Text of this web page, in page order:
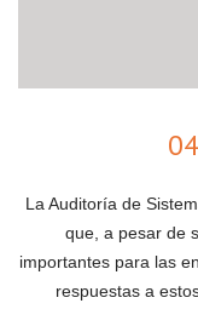
La Auditoría de
que, a pesar de
importantes para las
respuestas a